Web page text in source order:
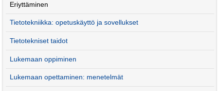
Eriyttäminen
Tietotekniikka: opetuskäyttö ja sovellukset
Tietotekniset taidot
Lukemaan oppiminen
Lukemaan opettaminen: menetelmät